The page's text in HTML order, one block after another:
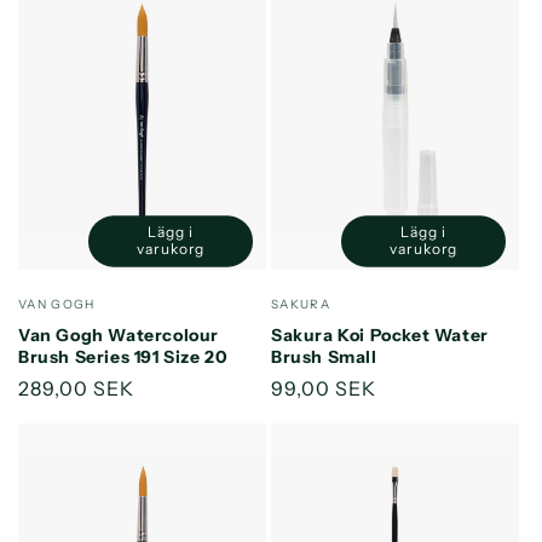
Säljare:
VAN GOGH
Van Gogh Watercolour
Brush Series 191 Size 20
Ordinarie
289,00 SEK
Minska
kvantitet
Default
Title
Öka
kvantitet
Title
Lägg i
varukorg
Säljare:
SAKURA
Sakura Koi Pocket Water
Brush Small
Ordinarie
99,00 SEK
Minska
kvantitet
Title
Öka
kvantitet
Title
Lägg i
varukorg